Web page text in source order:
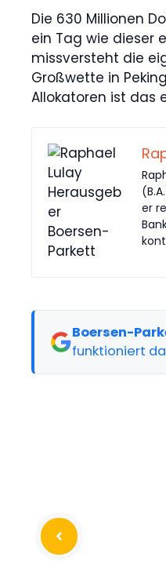
Die 630 Millionen
ein Tag wie dieser
missversteht die
Großwette in
Allokatoren ist das
er
Boersen-
funktioniert